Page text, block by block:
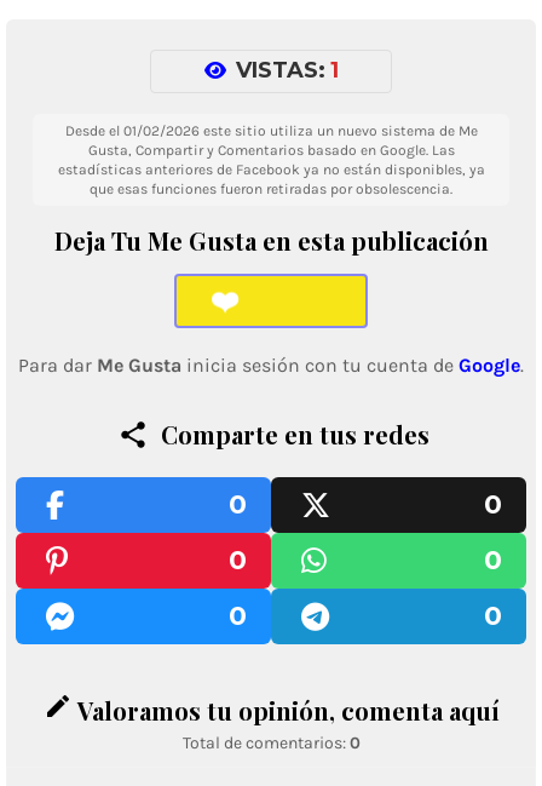
VISTAS: 1
Desde el 01/02/2026 este sitio utiliza un nuevo sistema de Me
Gusta, Compartir y Comentarios basado en Google. Las
estadísticas anteriores de Facebook ya no están disponibles, ya
que esas funciones fueron retiradas por obsolescencia.
Deja Tu Me Gusta en esta publicación
❤️
Para dar Me Gusta inicia sesión con tu cuenta de Google.
Comparte en tus redes
0
0
0
0
0
0
edit Valoramos tu opinión, comenta aquí
Total de comentarios:0